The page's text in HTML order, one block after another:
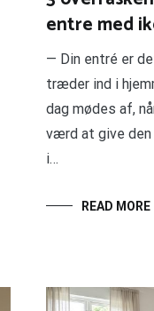
entre med
— Din entré er
træder ind i
dag mødes af,
værd at give
i…
READ MORE